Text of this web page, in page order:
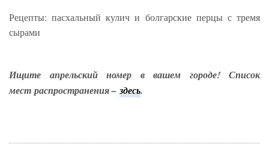
Рецепты: пасхальный кулич и болгарские перцы с тремя
сырами
Ищите апрельский номер в вашем городе! Список
мест распространения –здесь.